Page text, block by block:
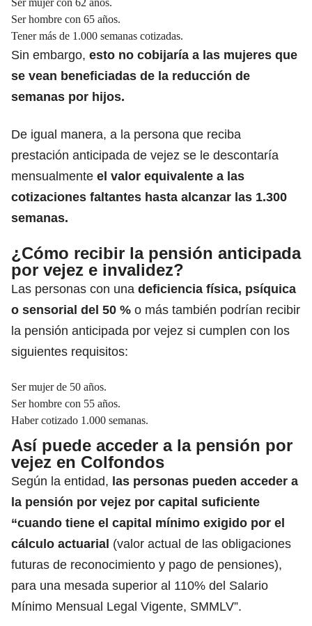
Ser hombre con 65 años.
Tener más de 1.000 semanas cotizadas.
Sin embargo, esto no cobijaría a las mujeres que
se vean beneficiadas de la reducción de
semanas por hijos.
De igual manera, a la persona que reciba
prestación anticipada de vejez se le descontaría
mensualmente el valor equivalente a las
cotizaciones faltantes hasta alcanzar las 1.300
semanas.
¿Cómo recibir la pensión anticipada
por vejez e invalidez?
Las personas con una deficiencia física, psíquica
o sensorial del 50 % o más también podrían recibir
la pensión anticipada por vejez si cumplen con los
siguientes requisitos:
Ser mujer de 50 años.
Ser hombre con 55 años.
Haber cotizado 1.000 semanas.
Así puede acceder a la pensión por
vejez en Colfondos
Según la entidad, las personas pueden acceder a
la pensión por vejez por capital suficiente
“cuando tiene el capital mínimo exigido por el
cálculo actuarial (valor actual de las obligaciones
futuras de reconocimiento y pago de pensiones),
para una mesada superior al 110% del Salario
Mínimo Mensual Legal Vigente, SMMLV”.